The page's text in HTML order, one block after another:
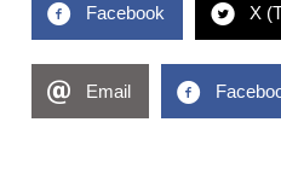
Facebook X
Email